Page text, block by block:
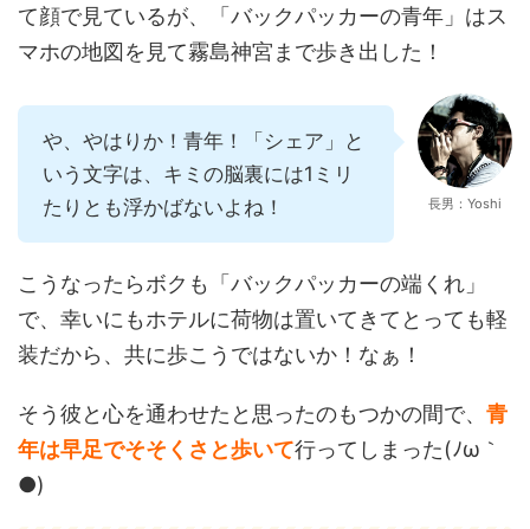
て顔で見ているが、「バックパッカーの青年」はス
マホの地図を見て霧島神宮まで歩き出した！
や、やはりか！青年！「シェア」と
いう文字は、キミの脳裏には1ミリ
たりとも浮かばないよね！
長男：Yoshi
こうなったらボクも「バックパッカーの端くれ」
で、幸いにもホテルに荷物は置いてきてとっても軽
装だから、共に歩こうではないか！なぁ！
そう彼と心を通わせたと思ったのもつかの間で、 青
年は早足でそそくさと歩いて行ってしまった(ﾉω｀
●)